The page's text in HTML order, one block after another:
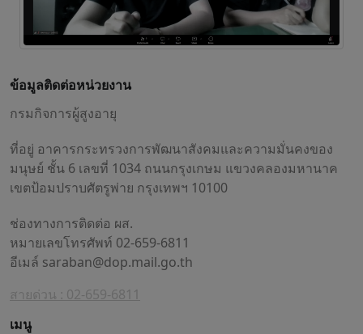
ข้อมูลติดต่อหน่วยงาน
กรมกิจการผู้สูงอายุ
ที่อยู่ อาคารกระทรวงการพัฒนาสังคมและความมั่นคงของ
มนุษย์ ชั้น 6 เลขที่ 1034 ถนนกรุงเกษม แขวงคลองมหานาค
เขตป้อมปราบศัตรูพ่าย กรุงเทพฯ 10100
ช่องทางการติดต่อ ผส.
หมายเลขโทรศัพท์ 02-659-6811
อีเมล์ saraban@dop.mail.go.th
สายด่วน : 02-659-6811
เมนู